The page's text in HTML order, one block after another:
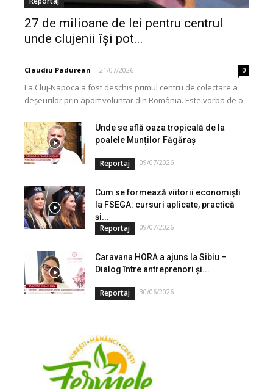
27 de milioane de lei pentru centrul
unde clujenii își pot...
Claudiu Padurean - 21/07/2026 0
La Cluj-Napoca a fost deschis primul centru de colectare a
deșeurilor prin aport voluntar din România. Este vorba de o
Unde se află oaza tropicală de la
poalele Munților Făgăraș
Reportaj 09/07/2026
Cum se formează viitorii economiști
la FSEGA: cursuri aplicate, practică
și...
Reportaj 09/07/2026
Caravana HORA a ajuns la Sibiu –
Dialog între antreprenori și...
Reportaj 30/06/2026